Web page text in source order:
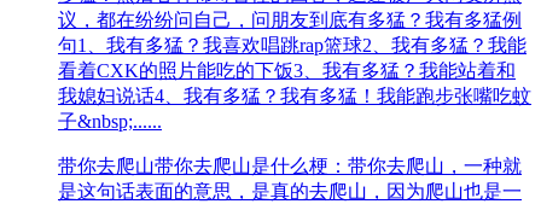
议，都在纷纷问自己，问朋友到底有多猛？我有多猛例
句1、我有多猛？我喜欢唱跳rap篮球2、我有多猛？我能
看着CXK的照片能吃的下饭3、我有多猛？我能站着和
我媳妇说话4、我有多猛？我有多猛！我能跑步张嘴吃蚊
子&nbsp;......
带你去爬山带你去爬山是什么梗：带你去爬山，一种就
是这句话表面的意思，是真的去爬山，因为爬山也是一